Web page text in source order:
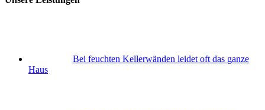
Bei feuchten Kellerwänden leidet oft das ganze
Haus